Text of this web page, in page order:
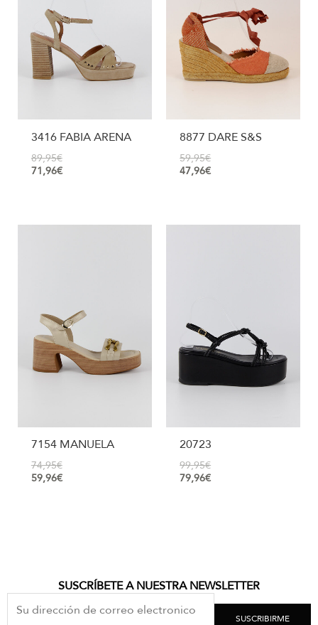
3416 FABIA ARENA
89,95€
71,96€
8877 DARE S&S
59,95€
47,96€
7154 MANUELA
74,95€
59,96€
20723
99,95€
79,96€
SUSCRÍBETE A NUESTRA NEWSLETTER
SUSCRIBIRME